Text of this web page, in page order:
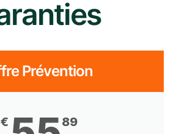
Prévention
€ 89